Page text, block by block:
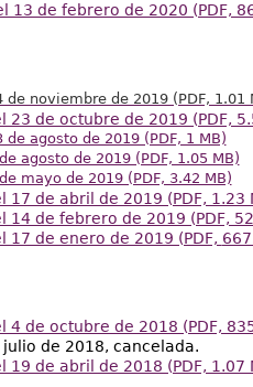
13 de febrero de 2020 (PDF,
noviembre de 2019 (PDF, 1.01
de octubre de 2019 (PDF,
agosto de 2019 (PDF, 1 MB)
agosto de 2019 (PDF, 1.05 MB)
mayo de 2019 (PDF, 3.42 MB)
de abril de 2019 (PDF, 1.23
de febrero de 2019 (PDF,
17 de enero de 2019 (PDF,
de octubre de 2018 (PDF,
de 2018, cancelada.
de abril de 2018 (PDF, 1.07